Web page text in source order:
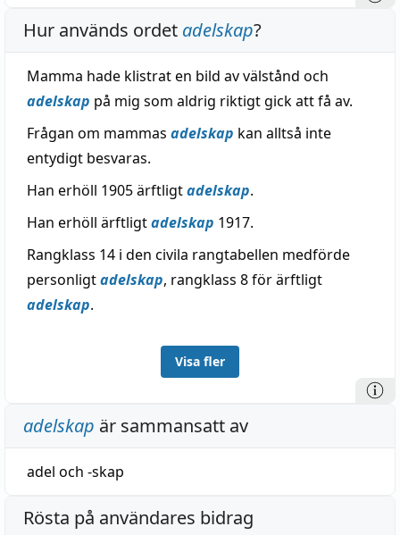
Hur används ordet adelskap?
Mamma hade klistrat en bild av välstånd och
adelskap på mig som aldrig riktigt gick att få av.
Frågan om mammas adelskap kan alltså inte
entydigt besvaras.
Han erhöll 1905 ärftligtadelskap.
Han erhöll ärftligtadelskap 1917.
Rangklass 14 i den civila rangtabellen medförde
personligtadelskap, rangklass 8 för ärftligt
adelskap.
Visa fler
adelskap är sammansatt av
adel och -skap
Rösta på användares bidrag